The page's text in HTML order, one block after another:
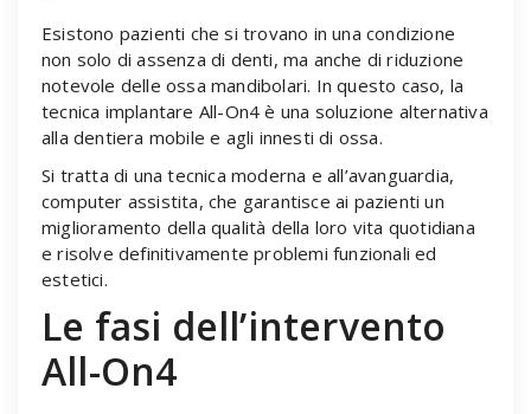
Esistono pazienti che si trovano in una condizione
non solo di assenza di denti, ma anche di riduzione
notevole delle ossa mandibolari. In questo caso, la
tecnica implantare All-On4 è una soluzione alternativa
alla dentiera mobile e agli innesti di ossa.
Si tratta di una tecnica moderna e all’avanguardia,
computer assistita, che garantisce ai pazienti un
miglioramento della qualità della loro vita quotidiana
e risolve definitivamente problemi funzionali ed
estetici.
Le fasi dell’intervento
All-On4